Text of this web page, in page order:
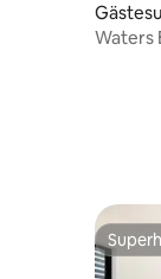
Waters